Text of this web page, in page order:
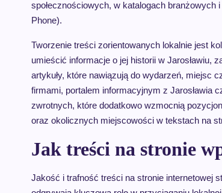
społecznościowych, w katalogach
Phone).
Tworzenie treści zorientowanych lokalnie jest
umieścić informacje o jej historii w Jarosławiu,
artykuły, które nawiązują do wydarzeń, miejsc
firmami, portalem informacyjnym z Jarosławia
zwrotnych, które dodatkowo wzmocnią
oraz okolicznych miejscowości w tekstach na
Jak treści na stronie
Jakość i trafność treści na stronie internetowej